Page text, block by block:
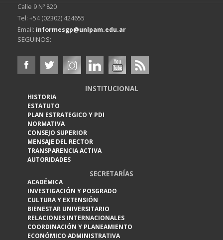
Calle 9 Nº 820
Tel: +54 (02302) 424655
Email: informesgp@unlpam.edu.ar
SEGUINOS:
INSTITUCIONAL
HISTORIA
ESTATUTO
PLAN ESTRATEGICO Y PDI
NORMATIVA
CONSEJO SUPERIOR
MENSAJE DEL RECTOR
TRANSPARENCIA ACTIVA
AUTORIDADES
SECRETARÍAS
ACADÉMICA
INVESTIGACIÓN Y POSGRADO
CULTURA Y EXTENSIÓN
BIENESTAR UNIVERSITARIO
RELACIONES INTERNACIONALES
COORDINACIÓN Y PLANEAMIENTO
ECONÓMICO ADMINISTRATIVA